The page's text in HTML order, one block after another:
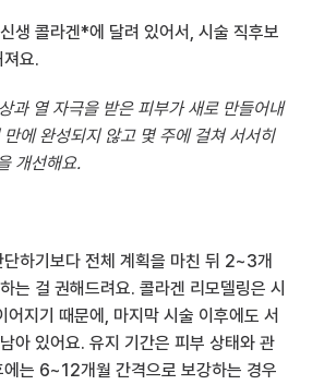
생 콜라겐*에 달려 있어서, 시술 직후보
요.
과 열 자극을 받은 피부가 새로 만들어내
에 완성되지 않고 몇 주에 걸쳐 서서히
개선해요.
하기보다 전체 계획을 마친 뒤 2~3개
는 걸 권해드려요. 콜라겐 리모델링은 시
어지기 때문에, 마지막 시술 이후에도 서
아 있어요. 유지 기간은 피부 상태와 관
에는 6~12개월 간격으로 보강하는 경우